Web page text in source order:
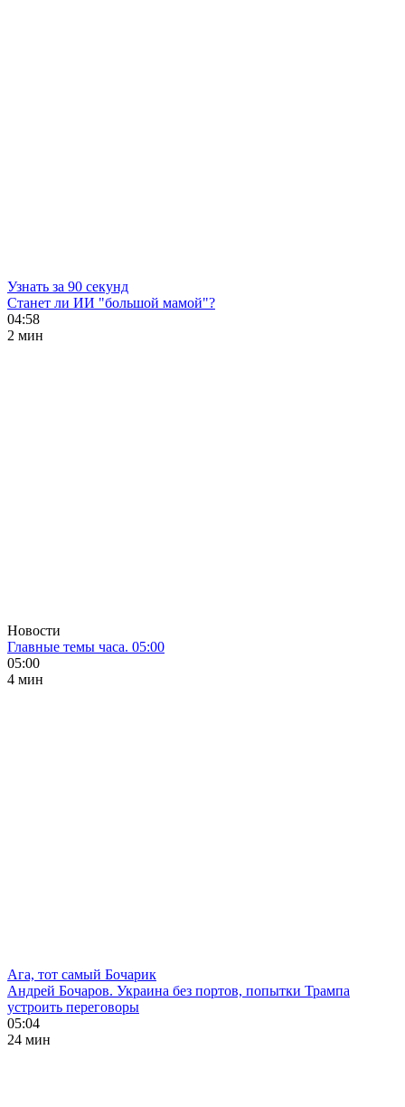
Узнать за 90 секунд
Станет ли ИИ "большой мамой"?
04:58
2 мин
Новости
Главные темы часа. 05:00
05:00
4 мин
Ага, тот самый Бочарик
Андрей Бочаров. Украина без портов, попытки Трампа
устроить переговоры
05:04
24 мин